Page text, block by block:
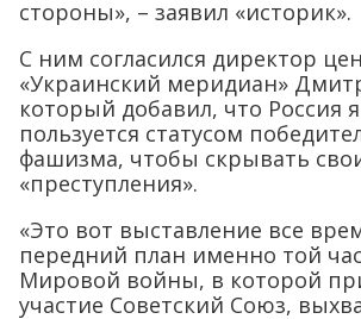
стороны», – заявил «историк».
С ним согласился директор
«Украинский меридиан»
который добавил, что Россия
пользуется статусом
фашизма, чтобы скрывать
«преступления».
«Это вот выставление все
передний план именно той
Мировой войны, в которой
участие Советский Союз,